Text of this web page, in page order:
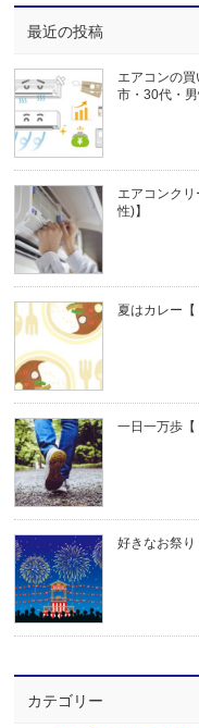
最近の投稿
エアコンの
市・30代・男
エアコンク
性)】
夏はカレー【
一日一万歩【
好きなお祭り
カテゴリー